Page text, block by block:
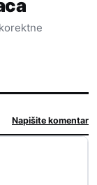
Napišite komentar